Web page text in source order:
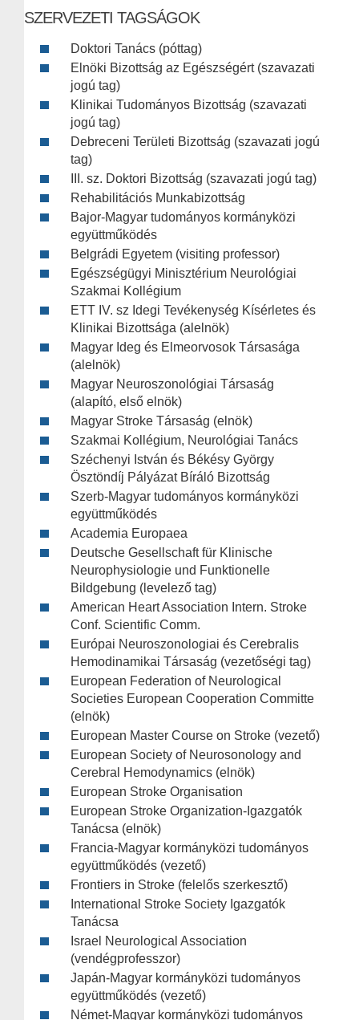
SZERVEZETI TAGSÁGOK
Doktori Tanács (póttag)
Elnöki Bizottság az Egészségért (szavazati
jogú tag)
Klinikai Tudományos Bizottság (szavazati
jogú tag)
Debreceni Területi Bizottság (szavazati jogú
tag)
III. sz. Doktori Bizottság (szavazati jogú tag)
Rehabilitációs Munkabizottság
Bajor-Magyar tudományos kormányközi
együttműködés
Belgrádi Egyetem (visiting professor)
Egészségügyi Minisztérium Neurológiai
Szakmai Kollégium
ETT IV. sz Idegi Tevékenység Kísérletes és
Klinikai Bizottsága (alelnök)
Magyar Ideg és Elmeorvosok Társasága
(alelnök)
Magyar Neuroszonológiai Társaság
(alapító, első elnök)
Magyar Stroke Társaság (elnök)
Szakmai Kollégium, Neurológiai Tanács
Széchenyi István és Békésy György
Ösztöndíj Pályázat Bíráló Bizottság
Szerb-Magyar tudományos kormányközi
együttműködés
Academia Europaea
Deutsche Gesellschaft für Klinische
Neurophysiologie und Funktionelle
Bildgebung (levelező tag)
American Heart Association Intern. Stroke
Conf. Scientific Comm.
Európai Neuroszonologiai és Cerebralis
Hemodinamikai Társaság (vezetőségi tag)
European Federation of Neurological
Societies European Cooperation Committe
(elnök)
European Master Course on Stroke (vezető)
European Society of Neurosonology and
Cerebral Hemodynamics (elnök)
European Stroke Organisation
European Stroke Organization-Igazgatók
Tanácsa (elnök)
Francia-Magyar kormányközi tudományos
együttműködés (vezető)
Frontiers in Stroke (felelős szerkesztő)
International Stroke Society Igazgatók
Tanácsa
Israel Neurological Association
(vendégprofesszor)
Japán-Magyar kormányközi tudományos
együttműködés (vezető)
Német-Magyar kormányközi tudományos